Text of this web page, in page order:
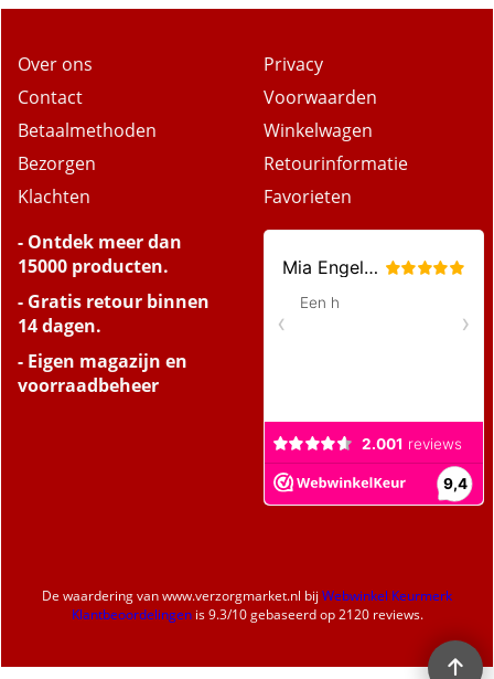
Over ons
Contact
Betaalmethoden
Bezorgen
Klachten
Privacy
Voorwaarden
Winkelwagen
Retourinformatie
Favorieten
- Ontdek meer dan
15000 producten.
- Gratis retour binnen
14 dagen.
- Eigen magazijn en
voorraadbeheer
De waardering vanwww.verzorgmarket.nl bij Webwinkel Keurmerk
Klantbeoordelingenis9.3/10gebaseerd op 2120 reviews.